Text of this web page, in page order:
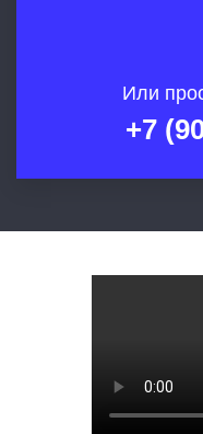
Или
+7